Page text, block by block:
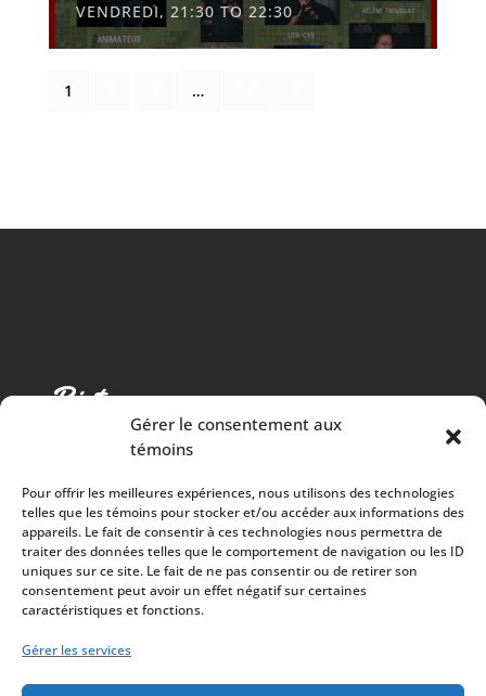
Gérer le consentement aux
témoins
Pour offrir les meilleures expériences, nous utilisons des technologies
telles que les témoins pour stocker et/ou accéder aux informations des
appareils. Le fait de consentir à ces technologies nous permettra de
traiter des données telles que le comportement de navigation ou les ID
uniques sur ce site. Le fait de ne pas consentir ou de retirer son
consentement peut avoir un effet négatif sur certaines
caractéristiques et fonctions.
Gérer les services
VENDREDI, 21:30 TO 22:30
1 …
Cuisine chaleureuse, spectacles de qualité et 100%
des surplus versés à la communauté
À PROPOS
Mission
Artistes